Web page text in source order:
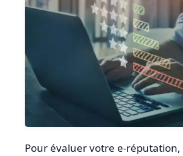
Pour évaluer votre e-réputation,